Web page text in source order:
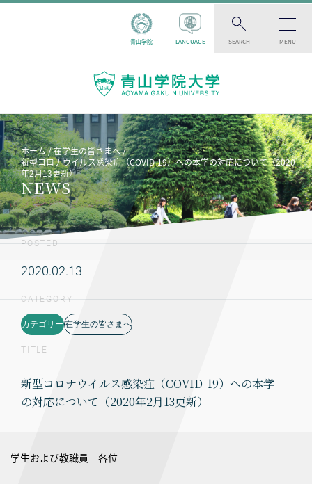
青山学院 LANGUAGE SEARCH MENU
ホーム
在学生の皆さまへ
新型コロナウイルス感染症（COVID-19）への本学の対応について（2020
年2月13更新）
NEWS
POSTED
2020.02.13
CATEGORY
カテゴリー 在学生の皆さまへ
TITLE
新型コロナウイルス感染症（COVID-19）への本学
の対応について（2020年2月13更新）
学生および教職員 各位